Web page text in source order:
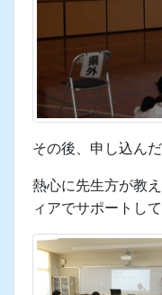
高校３年生がイン
の様子を話してく